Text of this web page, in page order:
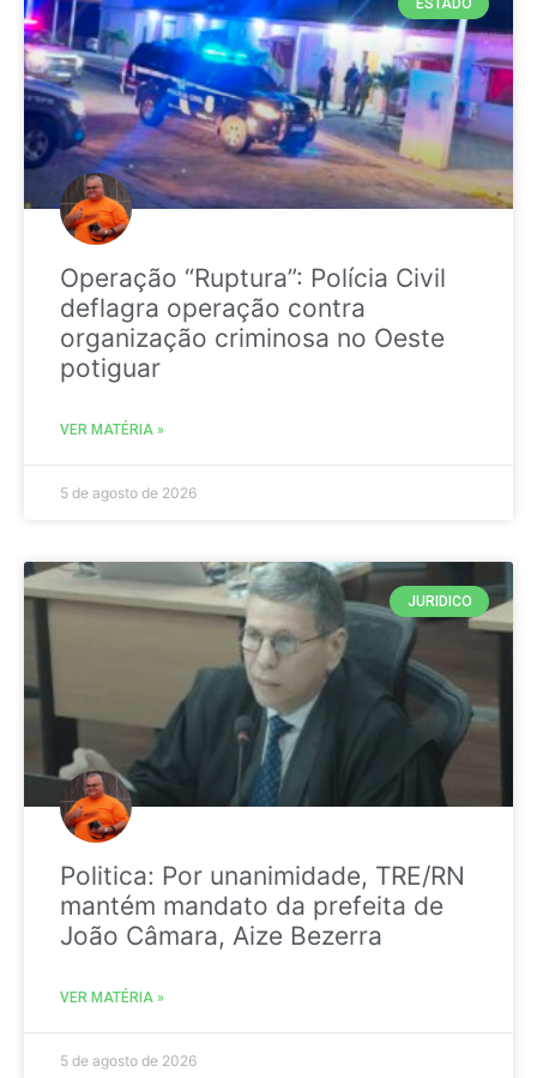
ESTADO
Operação “Ruptura”: Polícia Civil
deflagra operação contra
organização criminosa no Oeste
potiguar
VER MATÉRIA »
5 de agosto de 2026
JURIDICO
Politica: Por unanimidade, TRE/RN
mantém mandato da prefeita de
João Câmara, Aize Bezerra
VER MATÉRIA »
5 de agosto de 2026